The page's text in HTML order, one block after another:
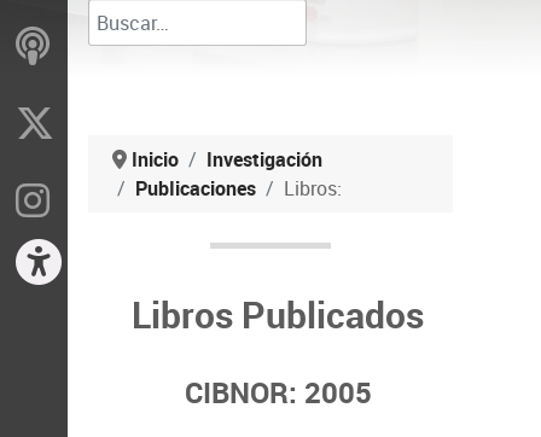
Inicio
Investigación
PubIicaciones
Libros:
Libros Publicados
CIBNOR: 2005
ivoox
Instragram